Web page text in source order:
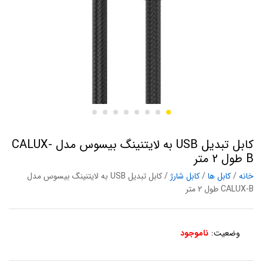
کابل تبدیل USB به لایتنینگ بیسوس مدل CALUX-
B طول 2 متر
خانه/کابل ها/کابل شارژ
/ کابل تبدیل USB به لایتنینگ بیسوس مدل
CALUX-B طول 2 متر
وضعیت: ناموجود